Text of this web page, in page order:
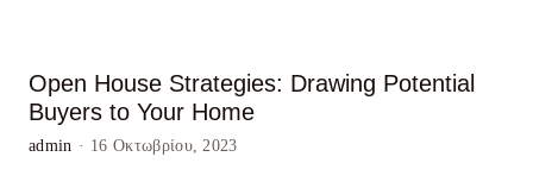
Open House Strategies: Drawing Potential
Buyers to Your Home
admin · 16 Οκτωβρίου, 2023